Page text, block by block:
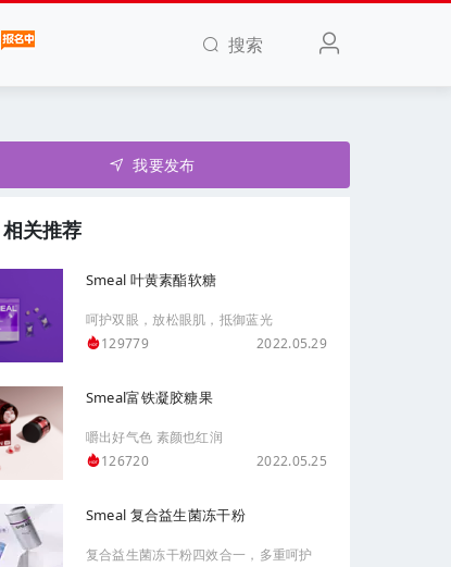
搜索
我要发布
相关推荐
Smeal 叶黄素酯软糖
呵护双眼，放松眼肌，抵御蓝光
129779
2022.05.29
Smeal富铁凝胶糖果
嚼出好气色 素颜也红润
126720
2022.05.25
Smeal 复合益生菌冻干粉
复合益生菌冻干粉四效合一，多重呵护